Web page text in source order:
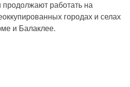
продолжают работать на
городах и селах
и Балаклее.